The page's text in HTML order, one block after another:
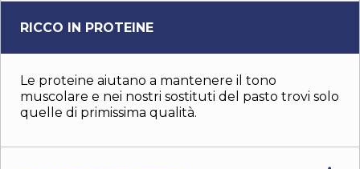
RICCO IN PROTEINE
Le proteine aiutano a mantenere il tono
muscolare e nei nostri sostituti del pasto trovi solo
quelle di primissima qualità.